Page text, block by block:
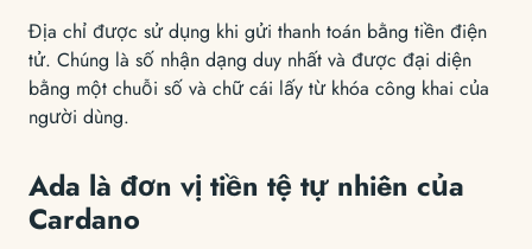
Địa chỉ được sử dụng khi gửi thanh toán bằng tiền điện
tử. Chúng là số nhận dạng duy nhất và được đại diện
bằng một chuỗi số và chữ cái lấy từ khóa công khai của
người dùng.
Ada là đơn vị tiền tệ tự nhiên của
Cardano